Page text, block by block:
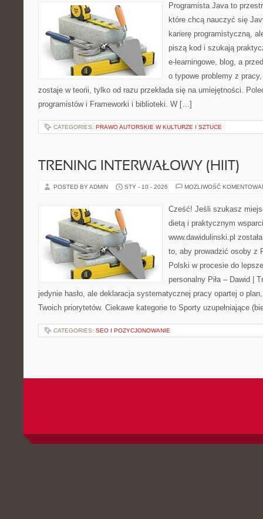
Programista Java to
które chcą nauczyć się
karierę programistyczną,
piszą kod i szukają
e-learningowe, blog, a
o typowe problemy z
zostaje w teorii, tylko od razu przekłada się na umiejętności.
programistów i Frameworki i biblioteki. W […]
CATEGORIES: PRAWO AUTORSKIE W KULTURZE I SZTUCE
TRENING INTERWAŁOWY (HIIT)
POSTED BY ADMIN STY - 10 - 2026 MOŻLIWOŚĆ
Cześć! Jeśli szukasz
dietą i praktycznym
www.dawidulinski.pl
to, aby prowadzić osoby z
Polski w procesie do
personalny Piła – Dawid |
jedynie hasło, ale deklaracja systematycznej pracy opartej o
Twoich priorytetów. Ciekawe kategorie to Sporty uzupełniające
CATEGORIES: SEO I POZYCJONOWANIE